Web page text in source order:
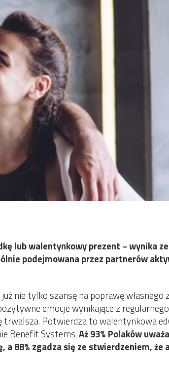
lub walentynkowy prezent − wynika
podejmowana przez partnerów
nie tylko szansę na poprawę własnego
emocje wynikające z
trwalsza. Potwierdza to walentynkowa
Benefit Systems.Aż 93% Polaków
88% zgadza się ze stwierdzeniem, że